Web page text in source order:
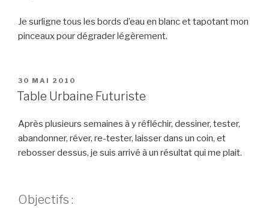
Je surligne tous les bords d’eau en blanc et tapotant mon
pinceaux pour dégrader légèrement.
PUBLIÉ
LE
30 MAI 2010
Table Urbaine Futuriste
Après plusieurs semaines à y réfléchir, dessiner, tester,
abandonner, réver, re-tester, laisser dans un coin, et
rebosser dessus, je suis arrivé à un résultat qui me plait.
Objectifs :